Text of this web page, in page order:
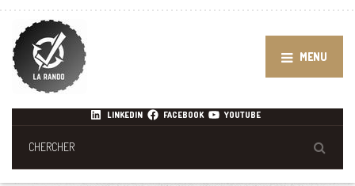
MENU
LINKEDIN FACEBOOK YOUTUBE